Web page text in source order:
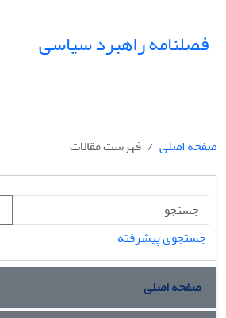
فصلنامه راهبرد سیاسی
صفحه اصلی
فهرست مقالات
جستجوی پیشرفته
صفحه اصلی